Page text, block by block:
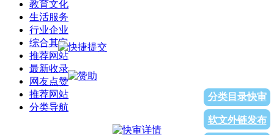
教育文化
生活服务
行业企业
综合其它
推荐网站
最新收录
网友点赞
推荐网站
分类导航
分类目录快审
软文外链发布